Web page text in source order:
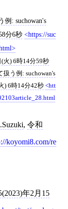
: suchowan's
分6秒
https://suc
火) 6時14分59秒
う例: suchowan's
) 6時14分42秒
htt
, 令和
koyomi8.com/re
年2月15